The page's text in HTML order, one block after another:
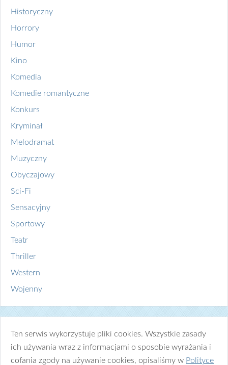
Historyczny
Horrory
Humor
Kino
Komedia
Komedie romantyczne
Konkurs
Kryminał
Melodramat
Muzyczny
Obyczajowy
Sci-Fi
Sensacyjny
Sportowy
Teatr
Thriller
Western
Wojenny
Ten serwis wykorzystuje pliki cookies. Wszystkie zasady
ich używania wraz z informacjami o sposobie wyrażania i
cofania zgody na używanie cookies, opisaliśmy w Polityce